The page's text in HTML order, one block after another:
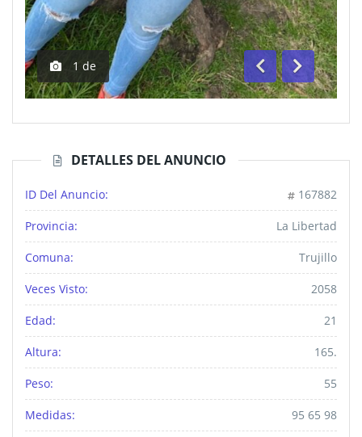
1 de
AnteriorSiguiente
DETALLES DEL ANUNCIO
ID Del Anuncio: 167882
Provincia: La Libertad
Comuna: Trujillo
Veces Visto: 2058
Edad: 21
Altura: 165.
Peso: 55
Medidas: 95 65 98